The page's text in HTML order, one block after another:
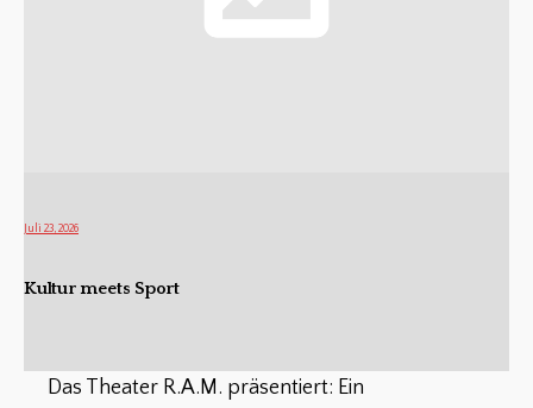
Juli 23, 2026
Kultur meets Sport
Das Theater R.A.M. präsentiert: Ein